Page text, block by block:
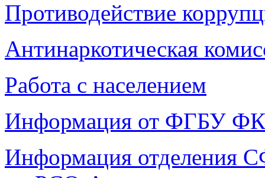
Противодействие
Антинаркотическая
Работа с населением
Информация от ФГБУ
Информация отделения